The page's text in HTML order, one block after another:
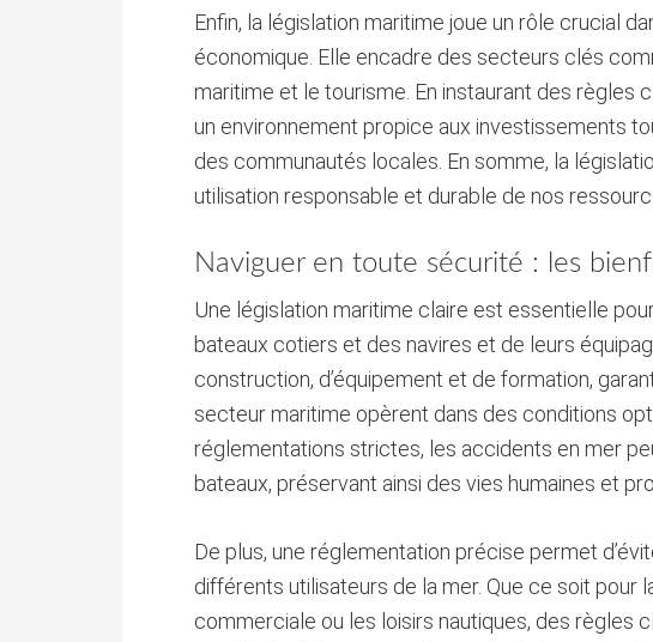
Enfin, la législation maritime joue un rôle crucial
économique. Elle encadre des secteurs clés
maritime et le tourisme. En instaurant des règles
un environnement propice aux investissements
des communautés locales. En somme, la
utilisation responsable et durable de nos
Naviguer en toute sécurité : les
Une législation maritime claire est essentielle
bateaux cotiers et des navires et de leurs
construction, d’équipement et de formation,
secteur maritime opèrent dans des conditions
réglementations strictes, les accidents en mer
bateaux, préservant ainsi des vies humaines et
De plus, une réglementation précise permet
différents utilisateurs de la mer. Que ce soit pour
commerciale ou les loisirs nautiques, des règles